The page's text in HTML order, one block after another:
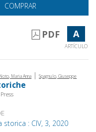
COMPRAR
PDF A
ARTÍCULO
Noto, Maria Anna | Spagnulo, Giuseppe
storica : CIV, 3, 2020